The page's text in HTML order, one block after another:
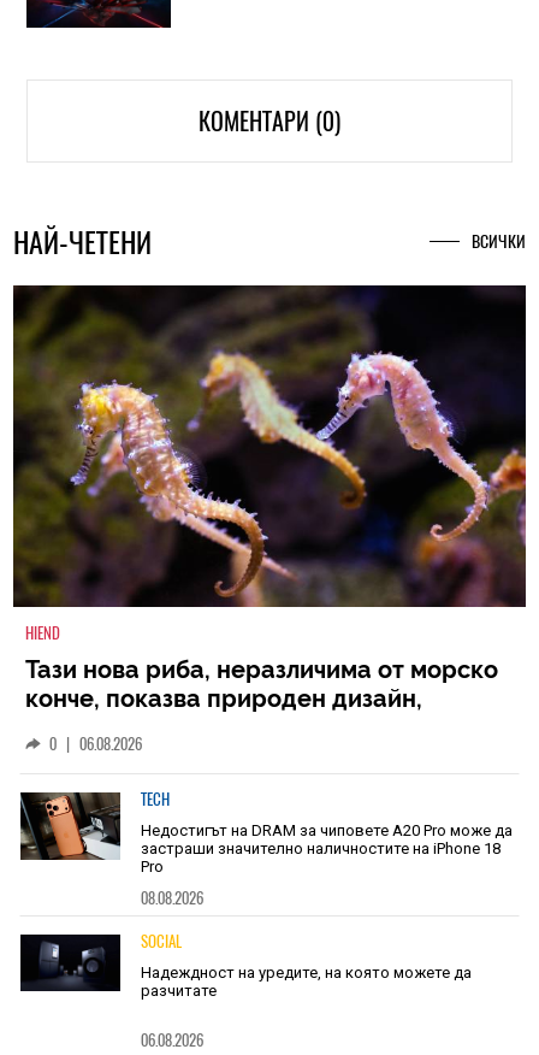
КОМЕНТАРИ (0)
НАЙ-ЧЕТЕНИ ВСИЧКИ
HIEND
Тази нова риба, неразличима от морско
конче, показва природен дизайн,
0 | 06.08.2026
TECH
Недостигът на DRAM за чиповете A20 Pro може да
застраши значително наличностите на iPhone 18
Pro
08.08.2026
SOCIAL
Надеждност на уредите, на която можете да
разчитате
06.08.2026